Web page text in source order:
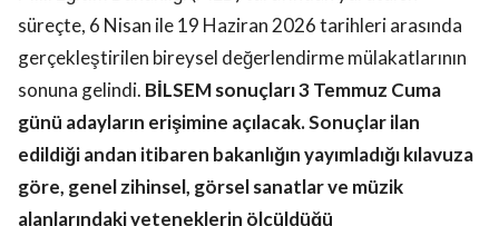
süreçte, 6 Nisan ile 19 Haziran 2026 tarihleri arasında
gerçekleştirilen bireysel değerlendirme mülakatlarının
sonuna gelindi. BİLSEM sonuçları 3 Temmuz Cuma
günü adayların erişimine açılacak. Sonuçlar ilan
edildiği andan itibaren bakanlığın yayımladığı kılavuza
göre, genel zihinsel, görsel sanatlar ve müzik
alanlarındaki yeteneklerin ölçüldüğü